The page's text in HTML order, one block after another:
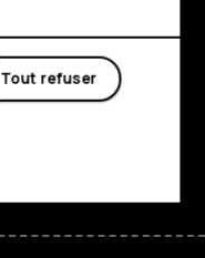
Tout refuser